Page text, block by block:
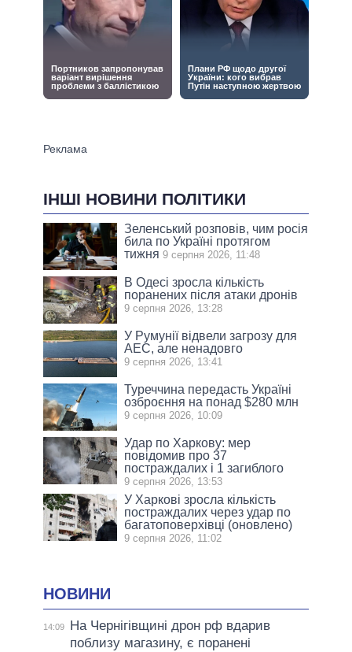
ІНШІ НОВИНИ ПОЛІТИКИ
Зеленський розповів, чим росія
била по Україні протягом
тижня 9 серпня 2026, 11:48
В Одесі зросла кількість
поранених після атаки дронів
9 серпня 2026, 13:28
У Румунії відвели загрозу для
АЕС, але ненадовго
9 серпня 2026, 13:41
Туреччина передасть Україні
озброєння на понад $280 млн
9 серпня 2026, 10:09
Удар по Харкову: мер
повідомив про 37
постраждалих і 1 загиблого
9 серпня 2026, 13:53
У Харкові зросла кількість
постраждалих через удар по
багатоповерхівці (оновлено)
9 серпня 2026, 11:02
НОВИНИ
14:09
На Чернігівщині дрон рф вдарив
поблизу магазину, є поранені